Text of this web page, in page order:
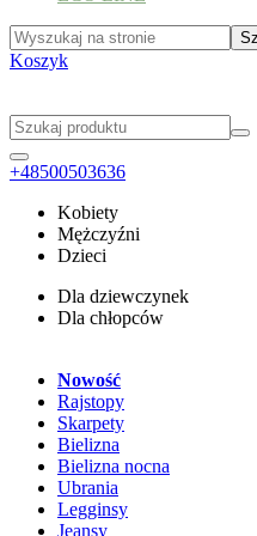
Koszyk
+48500503636
Kobiety
Mężczyźni
Dzieci
Dla dziewczynek
Dla chłopców
Nowość
Rajstopy
Skarpety
Bielizna
Bielizna nocna
Ubrania
Legginsy
Jeansy